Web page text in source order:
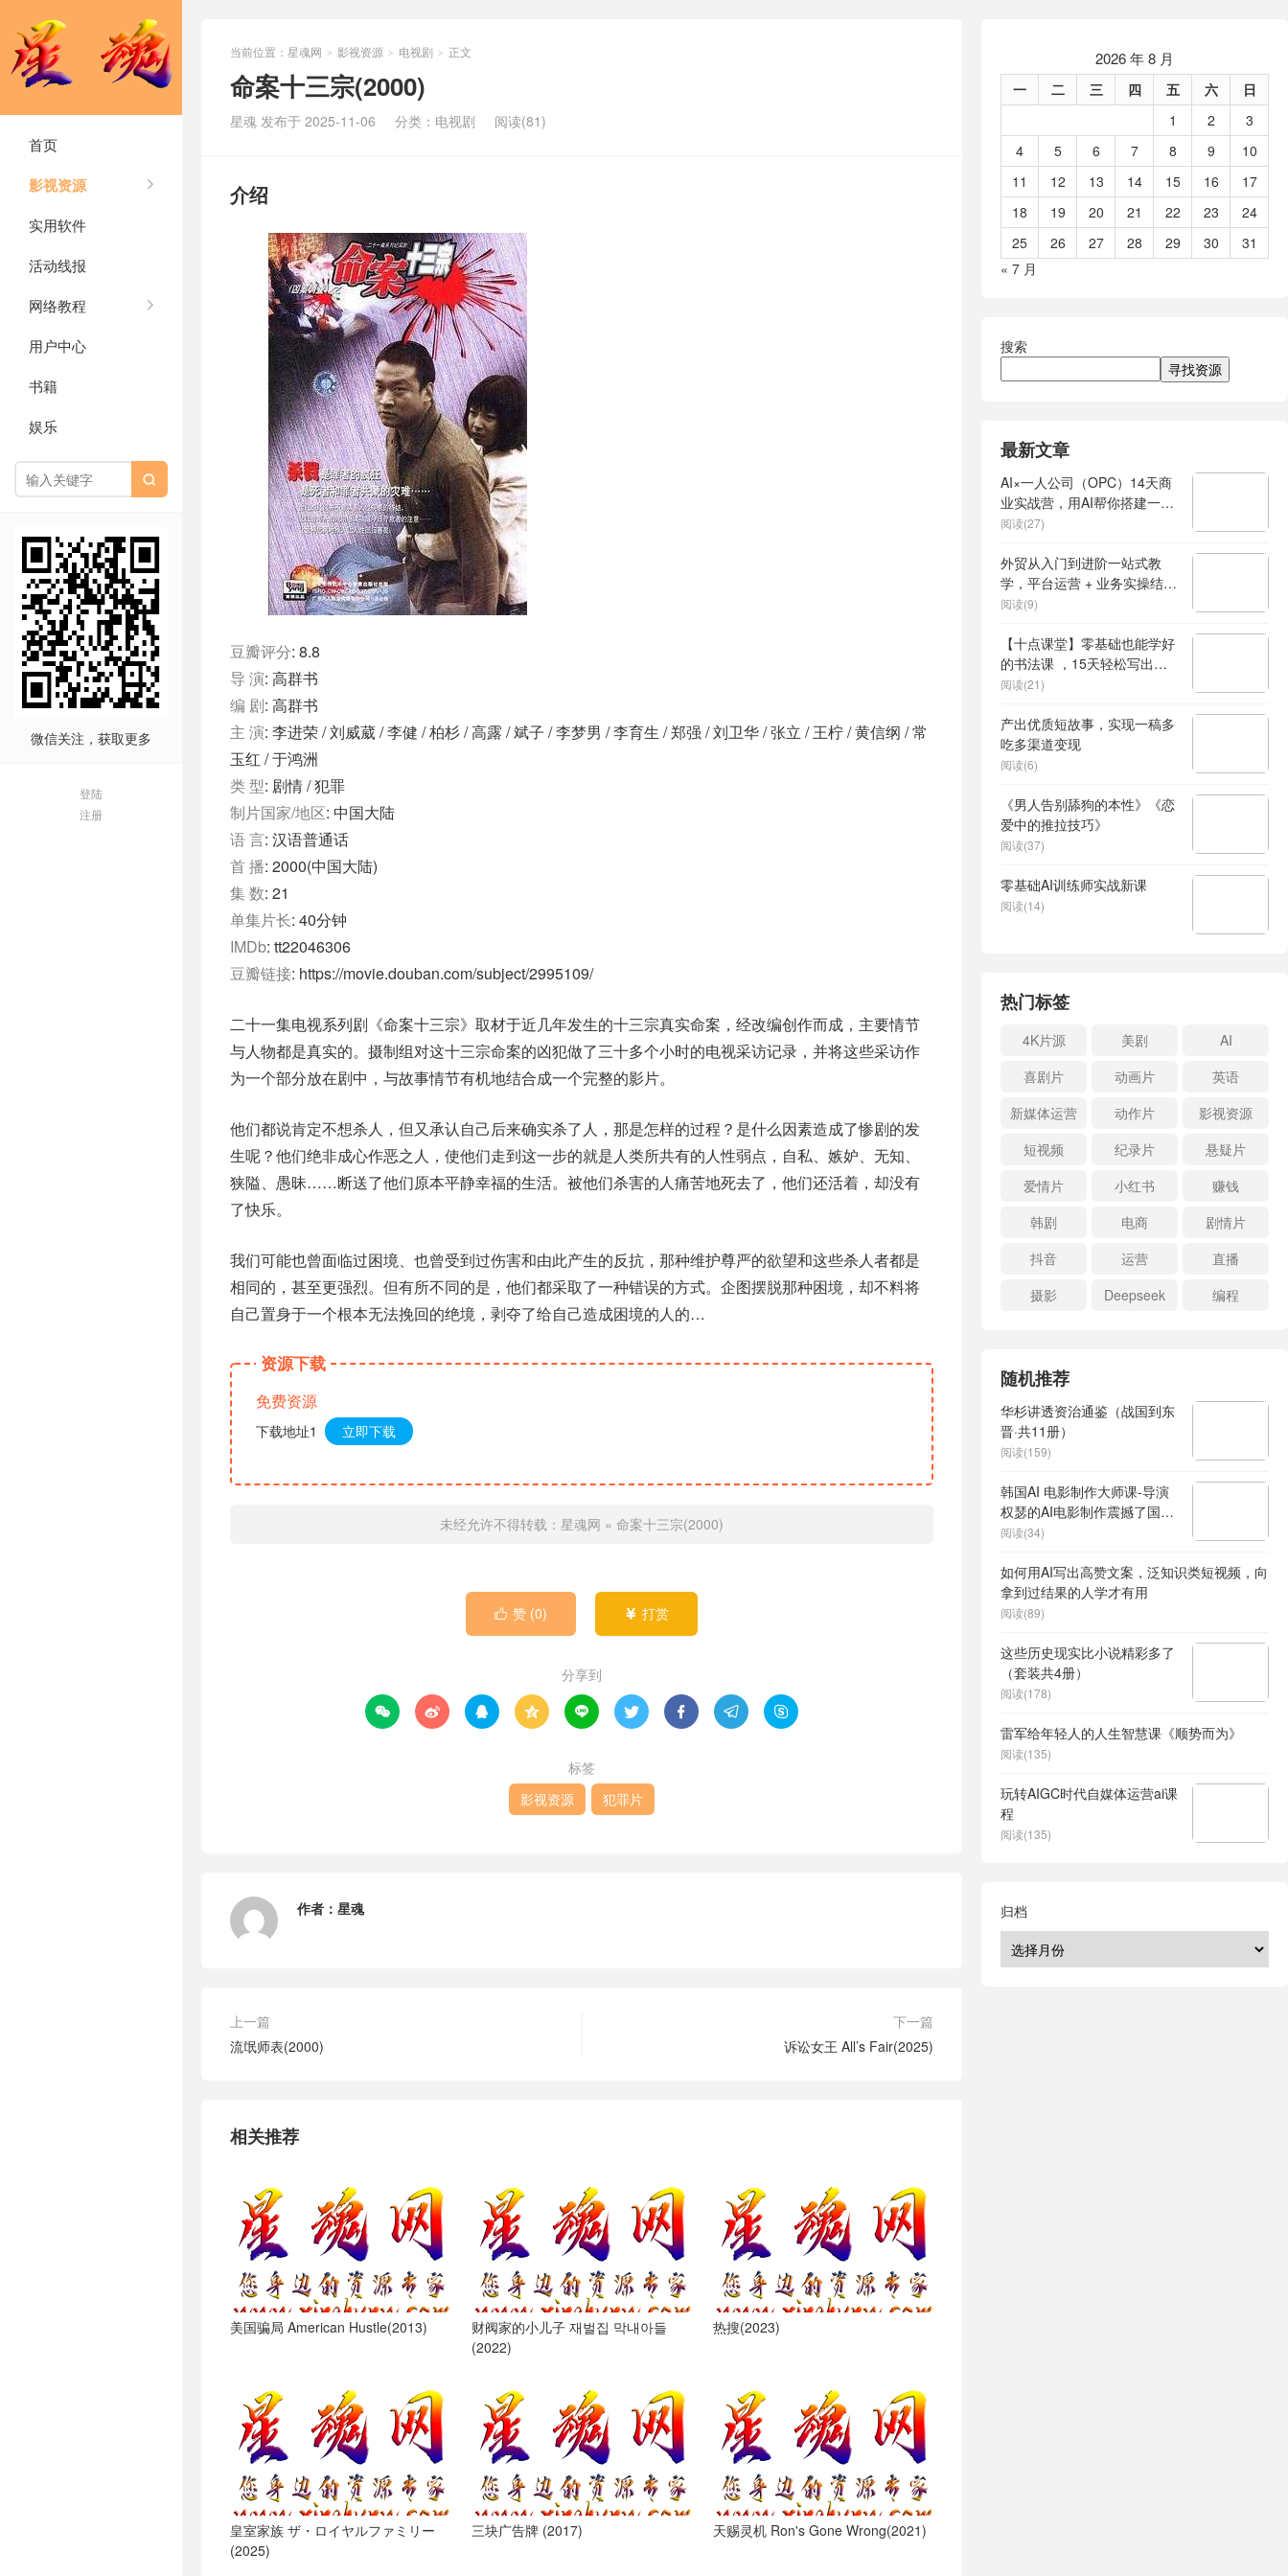
首页
影视资源
实用软件
活动线报
网络教程
用户中心
书籍
娱乐

微信关注，获取更多
登陆
注册
当前位置： 星魂网 > 影视资源 > 电视剧 > 正文
命案十三宗(2000)
星魂 发布于 2025-11-06 分类： 电视剧 阅读(81)
介绍
豆瓣评分: 8.8
导 演: 高群书
编 剧: 高群书
主 演: 李进荣 / 刘威葳 / 李健 / 柏杉 / 高露 / 斌子 / 李梦男 / 李育生 / 郑强 / 刘卫华 / 张立 / 王柠 / 黄信纲 / 常
玉红 / 于鸿洲
类 型: 剧情 / 犯罪
制片国家/地区: 中国大陆
语 言: 汉语普通话
首 播: 2000(中国大陆)
集 数: 21
单集片长: 40分钟
IMDb: tt22046306
豆瓣链接: https://movie.douban.com/subject/2995109/
二十一集电视系列剧《命案十三宗》取材于近几年发生的十三宗真实命案，经改编创作而成，主要情节
与人物都是真实的。摄制组对这十三宗命案的凶犯做了三十多个小时的电视采访记录，并将这些采访作
为一个部分放在剧中，与故事情节有机地结合成一个完整的影片。
他们都说肯定不想杀人，但又承认自己后来确实杀了人，那是怎样的过程？是什么因素造成了惨剧的发
生呢？他们绝非成心作恶之人，使他们走到这一步的就是人类所共有的人性弱点，自私、嫉妒、无知、
狭隘、愚昧……断送了他们原本平静幸福的生活。被他们杀害的人痛苦地死去了，他们还活着，却没有
了快乐。
我们可能也曾面临过困境、也曾受到过伤害和由此产生的反抗，那种维护尊严的欲望和这些杀人者都是
相同的，甚至更强烈。但有所不同的是，他们都采取了一种错误的方式。企图摆脱那种困境，却不料将
自己置身于一个根本无法挽回的绝境，剥夺了给自己造成困境的人的…
资源下载
免费资源
下载地址1 立即下载
未经允许不得转载： 星魂网 » 命案十三宗(2000)
 赞 (0)  打赏
分享到
        
标签
影视资源
犯罪片
作者： 星魂
上一篇
流氓师表(2000)
下一篇
诉讼女王 All’s Fair(2025)
相关推荐
美国骗局 American Hustle(2013)
财阀家的小儿子 재벌집 막내아들
(2022)
热搜(2023)
皇室家族 ザ・ロイヤルファミリー
(2025)
三块广告牌 (2017) 天赐灵机 Ron's Gone Wrong(2021)
2026 年 8 月
一 二 三 四 五 六
日
1
2
3
4
5 6 7 8 9
10
11
12 13 14 15 16
17
18
19 20 21 22 23
24
25
26 27 28 29 30
31
« 7 月
搜索
寻找资源
最新文章
AI×一人公司（OPC）14天商
业实战营，用AI帮你搭建一个
属于你自己的、能独立賺钱的
阅读(27)
外贸从入门到进阶一站式教
学，平台运营 + 业务实操结
合，实现业绩稳步增长
阅读(9)
【十点课堂】零基础也能学好
的书法课 ，15天轻松写出漂
亮人生
阅读(21)
产出优质短故事，实现一稿多
吃多渠道变现
阅读(6)
《男人告别舔狗的本性》《恋
爱中的推拉技巧》
阅读(37)
零基础AI训练师实战新课
阅读(14)
热门标签
4K片源 美剧
AI
喜剧片
动画片
英语
新媒体运营
动作片
影视资源
短视频
纪录片
悬疑片
爱情片
小红书
赚钱
韩剧
电商
剧情片
抖音
运营
直播
摄影
Deepseek 编程
随机推荐
华杉讲透资治通鉴（战国到东
晋·共11册）
阅读(159)
韩国AI 电影制作大师课-导演
权瑟的AI电影制作震撼了国内
外电影业
阅读(34)
如何用AI写出高赞文案，泛知识类短视频，向
拿到过结果的人学才有用
阅读(89)
这些历史现实比小说精彩多了
（套装共4册）
阅读(178)
雷军给年轻人的人生智慧课《顺势而为》
阅读(135)
玩转AIGC时代自媒体运营ai课
程
阅读(135)
归档